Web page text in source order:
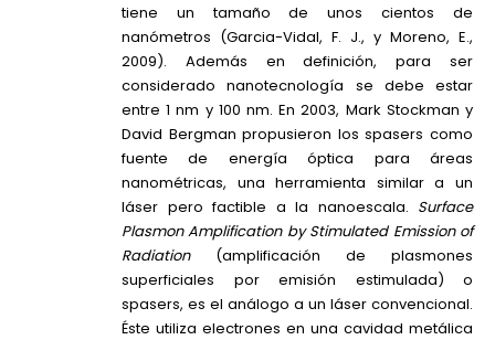
tiene un tamaño de unos cientos de
nanómetros (Garcia-Vidal, F. J., y Moreno, E.,
2009). Además en definición, para ser
considerado nanotecnología se debe estar
entre 1 nm y 100 nm. En 2003, Mark Stockman y
David Bergman propusieron los spasers como
fuente de energía óptica para áreas
nanométricas, una herramienta similar a un
láser pero factible a la nanoescala. Surface
Plasmon Amplification by Stimulated Emission of
Radiation(amplificación de plasmones
superficiales por emisión estimulada) o
spasers, es el análogo a un láser convencional.
Éste utiliza electrones en una cavidad metálica